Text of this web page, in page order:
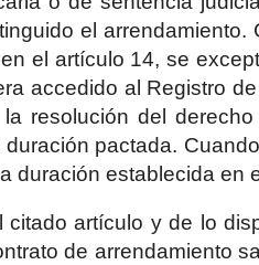
el arrendamiento.
el artículo 14, se
accedido al Registro
resolución del
pactada.
duración establecida en
artículo y de lo
de arrendamiento